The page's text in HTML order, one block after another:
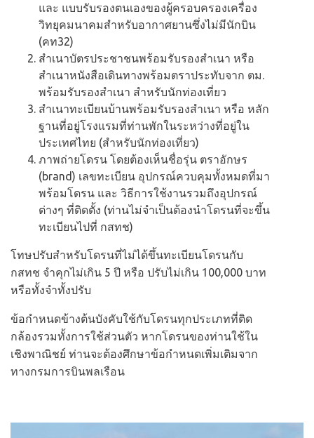
และ แบบรับรองตนเองของผู้ครอบครองเครื่อง
วิทยุคมนาคมสำหรับอากาศยานซึ่งไม่มีนักบิน
(คท32)
สำเนาบัตรประชาชนพร้อมรับรองสำเนา หรือ
สำเนาหนังสือเดินทางพร้อมตราประทับจาก ตม.
พร้อมรับรองสำเนา สำหรับนักท่องเที่ยว
สำเนาทะเบียนบ้านพร้อมรับรองสำเนา หรือ หลัก
ฐานที่อยู่โรงแรมที่ท่านพักในระหว่างที่อยู่ใน
ประเทศไทย (สำหรับนักท่องเที่ยว)
ภาพถ่ายโดรน โดยต้องเห็นชื่อรุ่น ตราอักษร
(brand) เลขทะเบียน อุปกรณ์ควบคุมทั้งหมดที่มา
พร้อมโดรน และ วิธีการใช้งานรวมถึงอุปกรณ์
ต่างๆ ที่ติดตั้ง (ท่านไม่จำเป็นต้องนำโดรนที่จะขึ้น
ทะเบียนไปที่ กสทช)
โทษปรับสำหรับโดรนที่ไม่ได้ขึ้นทะเบียนโดรนกับ
กสทช จำคุกไม่เกิน 5 ปี หรือ ปรับไม่เกิน 100,000 บาท
หรือทั้งจำทั้งปรับ
ข้อกำหนดข้างต้นบังคับใช้กับโดรนทุกประเภทที่ติด
กล้องรวมทั้งการใช้ส่วนตัว หากโดรนของท่านใช้ใน
เชิงพาณิชย์ ท่านจะต้องศึกษาข้อกำหนดเพิ่มเติมจาก
ทางกรมการบินพลเรือน